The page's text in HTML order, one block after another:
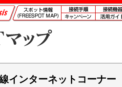
インターネットコーナー